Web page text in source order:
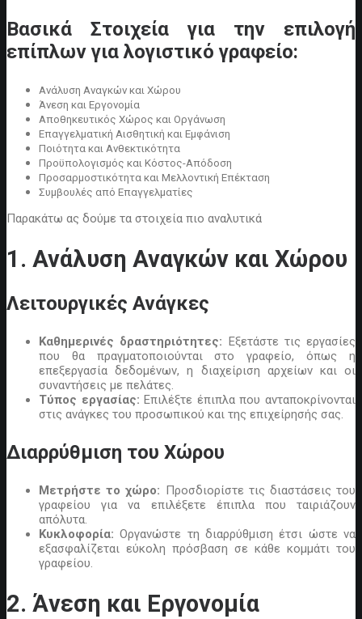
Βασικά Στοιχεία για την επιλογή
επίπλων για λογιστικό γραφείο:
Ανάλυση Αναγκών και Χώρου
Άνεση και Εργονομία
Αποθηκευτικός Χώρος και Οργάνωση
Επαγγελματική Αισθητική και Εμφάνιση
Ποιότητα και Ανθεκτικότητα
Προϋπολογισμός και Κόστος-Απόδοση
Προσαρμοστικότητα και Μελλοντική Επέκταση
Συμβουλές από Επαγγελματίες
Παρακάτω ας δούμε τα στοιχεία πιο αναλυτικά
1. Ανάλυση Αναγκών και Χώρου
Λειτουργικές Ανάγκες
Καθημερινές δραστηριότητες: Εξετάστε τις εργασίες
που θα πραγματοποιούνται στο γραφείο, όπως η
επεξεργασία δεδομένων, η διαχείριση αρχείων και οι
συναντήσεις με πελάτες.
Τύπος εργασίας: Επιλέξτε έπιπλα που ανταποκρίνονται
στις ανάγκες του προσωπικού και της επιχείρησής σας.
Διαρρύθμιση του Χώρου
Μετρήστε το χώρο: Προσδιορίστε τις διαστάσεις του
γραφείου για να επιλέξετε έπιπλα που ταιριάζουν
απόλυτα.
Κυκλοφορία: Οργανώστε τη διαρρύθμιση έτσι ώστε να
εξασφαλίζεται εύκολη πρόσβαση σε κάθε κομμάτι του
γραφείου.
2. Άνεση και Εργονομία